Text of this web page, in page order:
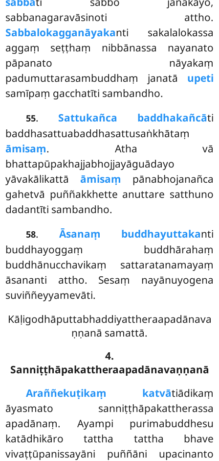
sabbanagaravāsinoti attho.
Sabbalokagganāyakanti sakalalokassa
aggaṃ seṭṭhaṃ nibbānassa nayanato
pāpanato nāyakaṃ
padumuttarasambuddhaṃ janatā upeti
samīpaṃ gacchatīti sambandho.
55. Sattukañca baddhakañcāti
baddhasattuabaddhasattusaṅkhātaṃ
āmisaṃ. Atha vā
bhattapūpakhajjabhojjayāguādayo
yāvakālikattā āmisaṃ pānabhojanañca
gahetvā puññakkhette anuttare satthuno
dadantīti sambandho.
58. Āsanaṃ buddhayuttakanti
buddhayoggaṃ buddhārahaṃ
buddhānucchavikaṃ sattaratanamayaṃ
āsananti attho. Sesaṃ nayānuyogena
suviññeyyamevāti.
Kāḷigodhāputtabhaddiyattheraapadānava
ṇṇanā samattā.
4.
Sanniṭṭhāpakattheraapadānavaṇṇanā
Araññekuṭikaṃ katvātiādikaṃ
āyasmato sanniṭṭhāpakattherassa
apadānaṃ. Ayampi purimabuddhesu
katādhikāro tattha tattha bhave
vivaṭṭūpanissayāni puññāni upacinanto